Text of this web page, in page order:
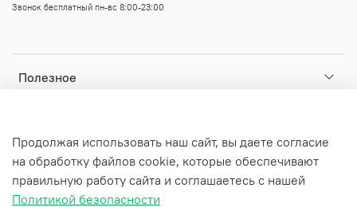
Полезное
Информация
Звонок бесплатный пн-вс 8:00-23:00
Продолжая использовать наш сайт, вы даете согласие
на обработку файлов cookie, которые обеспечивают
правильную работу сайта и соглашаетесь с нашей
Политикой безопасности